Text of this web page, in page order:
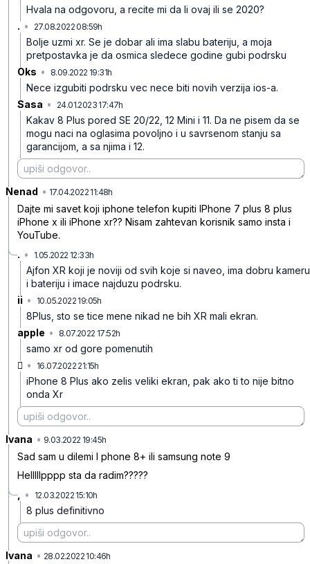
Hvala na odgovoru, a recite mi da li ovaj ili se 2020?
. • 27.08.2022 08:59h
Bolje uzmi xr. Se je dobar ali ima slabu bateriju, a moja
pretpostavka je da osmica sledece godine gubi podrsku
Oks • 8.09.2022 19:31h
Nece izgubiti podrsku vec nece biti novih verzija ios-a.
Sasa • 24.01.2023 17:47h
Kakav 8 Plus pored SE 20/22, 12 Mini i 11. Da ne pisem da se
mogu naci na oglasima povoljno i u savrsenom stanju sa
garancijom, a sa njima i 12.
Nenad • 17.04.2022 11:48h
Dajte mi savet koji iphone telefon kupiti IPhone 7 plus 8 plus
iPhone x ili iPhone xr?? Nisam zahtevan korisnik samo insta i
YouTube.
. • 1.05.2022 12:33h
Ajfon XR koji je noviji od svih koje si naveo, ima dobru kameru
i bateriju i imace najduzu podrsku.
ii • 10.05.2022 19:05h
8Plus, sto se tice mene nikad ne bih XR mali ekran.
apple • 8.07.2022 17:52h
samo xr od gore pomenutih
 • 16.07.2022 21:15h
iPhone 8 Plus ako zelis veliki ekran, pak ako ti to nije bitno
onda Xr
Ivana • 9.03.2022 19:45h
Sad sam u dilemi I phone 8+ ili samsung note 9
Helllllpppp sta da radim?????
• 12.03.2022 15:10h
8 plus definitivno
Ivana • 28.02.2022 10:46h